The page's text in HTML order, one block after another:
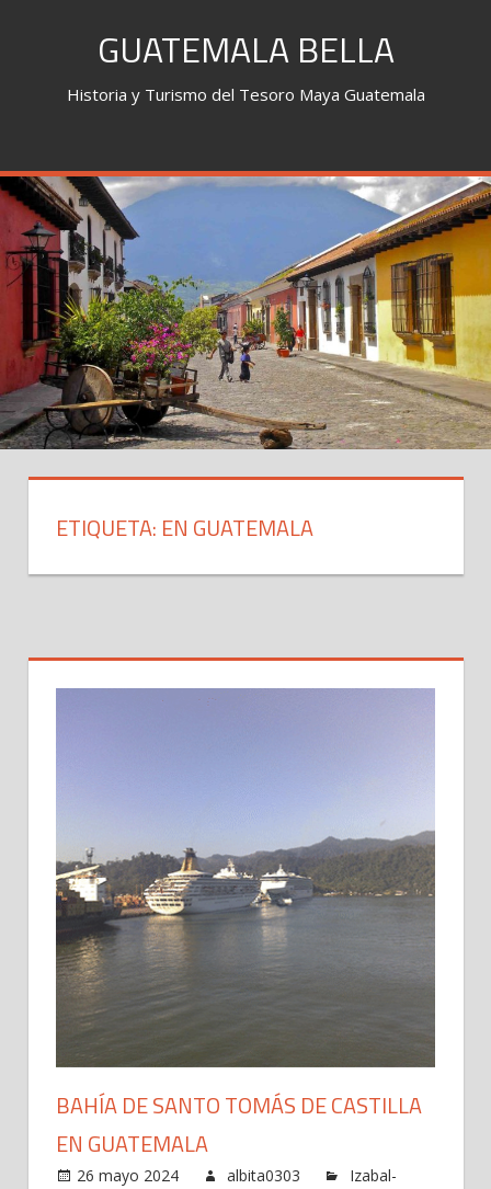
GUATEMALA BELLA
Historia y Turismo del Tesoro Maya Guatemala
ETIQUETA: EN GUATEMALA
BAHÍA DE SANTO TOMÁS DE CASTILLA
EN GUATEMALA
26 mayo 2024 albita0303
Izabal-